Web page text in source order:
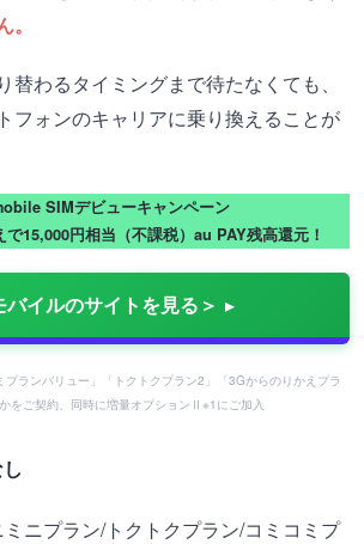
替わるタイミングまで待たなくても、
フォンのキャリアに乗り換えることが
SIMデビューキャンペーン
15,000円相当（不課税）au PAY残高還元！
バイルのサイトを見る＞
ランバリュー」「トクトクプラン2」「3Gからのりかえプラ
をご契約、同時に増量オプションⅡ※1にご加入
ニプラン/トクトクプラン/コミコミプ